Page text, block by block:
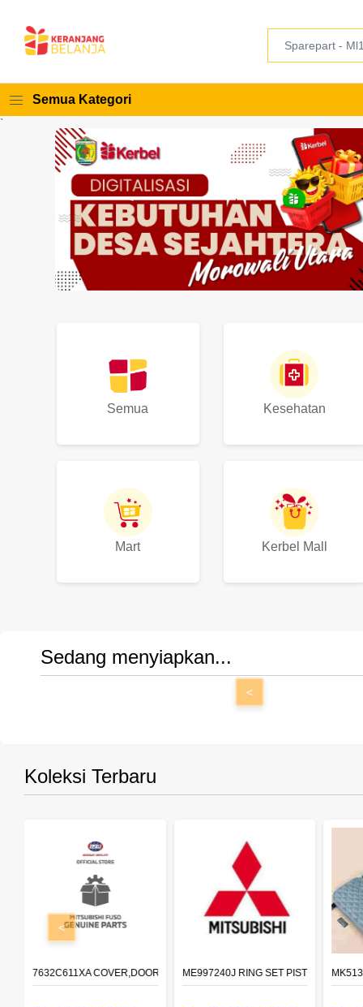
Semua Kategori
`
Semua Kesehatan
Mart Kerbel Mall
Sedang menyiapkan...
<
Koleksi Terbaru
7632C611XA COVER,DOOR MIRROR,OTR LHME997240J RING SET PISTON STD
<